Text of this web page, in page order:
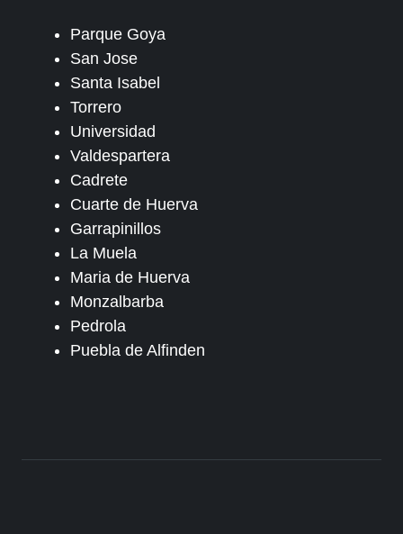
Parque Goya
San Jose
Santa Isabel
Torrero
Universidad
Valdespartera
Cadrete
Cuarte de Huerva
Garrapinillos
La Muela
Maria de Huerva
Monzalbarba
Pedrola
Puebla de Alfinden